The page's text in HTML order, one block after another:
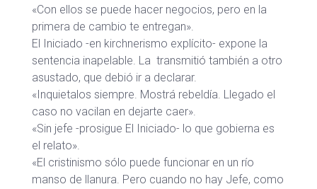
«Con ellos se puede hacer negocios, pero en la
primera de cambio te entregan».
El Iniciado -en kirchnerismo explícito- expone la
sentencia inapelable. La transmitió también a otro
asustado, que debió ir a declarar.
«Inquietalos siempre. Mostrá rebeldía. Llegado el
caso no vacilan en dejarte caer».
«Sin jefe -prosigue El Iniciado- lo que gobierna es
el relato».
«El cristinismo sólo puede funcionar en un río
manso de llanura. Pero cuando no hay Jefe, como